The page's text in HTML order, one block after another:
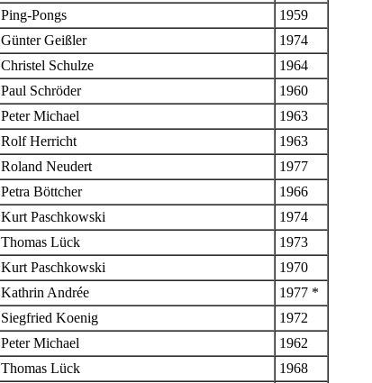
Ping-Pongs
1959
Günter Geißler
1974
Christel Schulze
1964
Paul Schröder
1960
Peter Michael
1963
Rolf Herricht
1963
Roland Neudert
1977
Petra Böttcher
1966
Kurt Paschkowski
1974
Thomas Lück
1973
Kurt Paschkowski
1970
Kathrin Andrée
1977 *
Siegfried Koenig
1972
Peter Michael
1962
Thomas Lück
1968